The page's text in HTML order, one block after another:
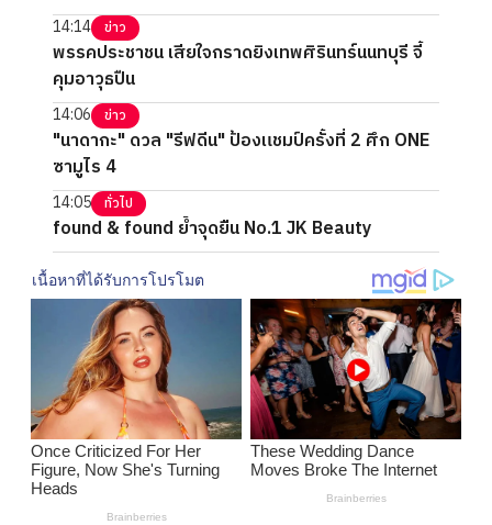
14:14 ข่าว
พรรคประชาชน เสียใจกราดยิงเทพศิรินทร์นนทบุรี จี้
คุมอาวุธปืน
14:06 ข่าว
"นาดากะ" ดวล "รีฟดีน" ป้องแชมป์ครั้งที่ 2 ศึก ONE
ซามูไร 4
14:05 ทั่วไป
found & found ย้ำจุดยืน No.1 JK Beauty